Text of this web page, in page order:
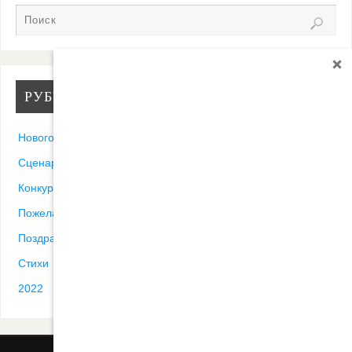
РУБРИКИ
Новогодние песни
Сценарии
Конкурсы
Пожелания
Поздравления
Стихи
2022